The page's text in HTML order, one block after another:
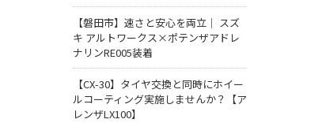
【磐田市】速さと安心を両立｜ スズ
キ アルトワークス×ポテンザアドレ
ナリンRE005装着
【CX-30】タイヤ交換と同時にホイー
ルコーティング実施しませんか？【ア
レンザLX100】